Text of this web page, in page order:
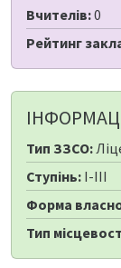
Вчителів:0
Рейтинг
Тип ЗЗСО:
Ступінь: I-III
Форма
Тип